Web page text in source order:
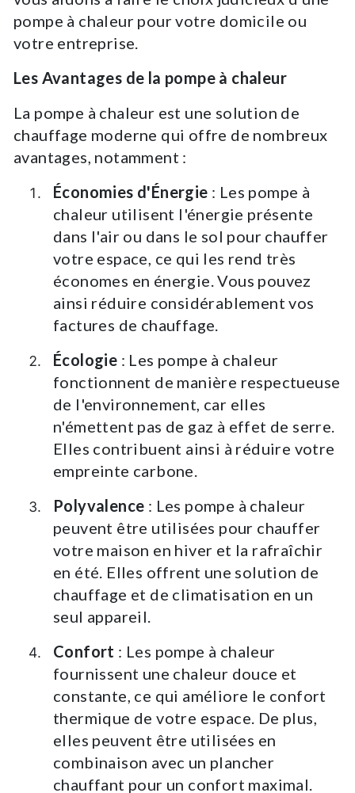
pompe à chaleur pour votre domicile ou
votre entreprise.
Les Avantages de la pompe à chaleur
La pompe à chaleur est une solution de
chauffage moderne qui offre de nombreux
avantages, notamment :
Économies d'Énergie : Les pompe à
chaleur utilisent l'énergie présente
dans l'air ou dans le sol pour chauffer
votre espace, ce qui les rend très
économes en énergie. Vous pouvez
ainsi réduire considérablement vos
factures de chauffage.
Écologie : Les pompe à chaleur
fonctionnent de manière respectueuse
de l'environnement, car elles
n'émettent pas de gaz à effet de serre.
Elles contribuent ainsi à réduire votre
empreinte carbone.
Polyvalence : Les pompe à chaleur
peuvent être utilisées pour chauffer
votre maison en hiver et la rafraîchir
en été. Elles offrent une solution de
chauffage et de climatisation en un
seul appareil.
Confort : Les pompe à chaleur
fournissent une chaleur douce et
constante, ce qui améliore le confort
thermique de votre espace. De plus,
elles peuvent être utilisées en
combinaison avec un plancher
chauffant pour un confort maximal.